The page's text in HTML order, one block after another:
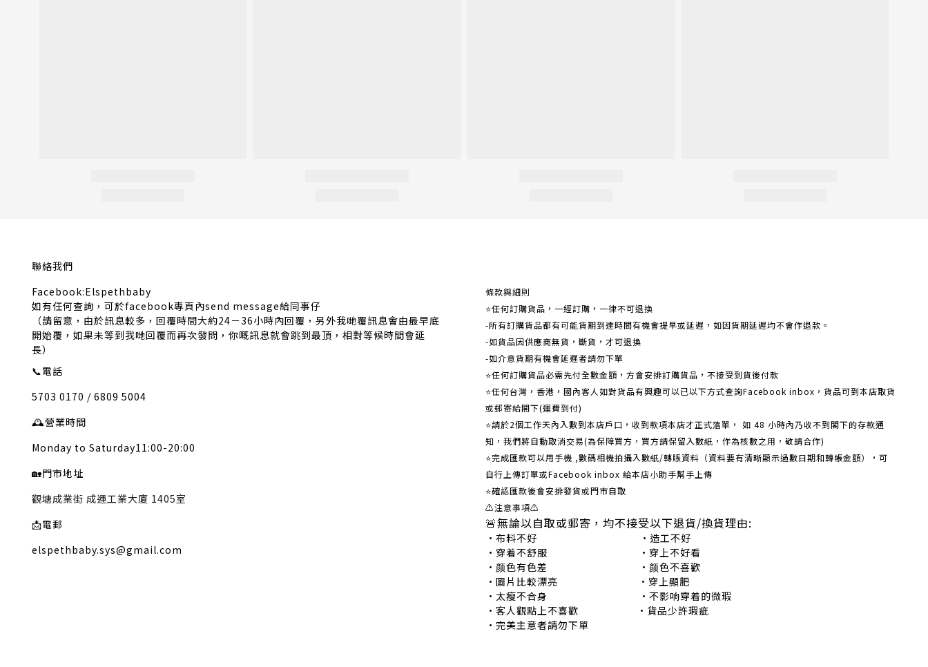
聯絡我們
Facebook:Elspethbaby
如有任何查詢，可於facebook專頁內send message給同事仔
（請留意，由於訊息較多，回覆時間大約24－36小時內回覆，另外我哋覆訊息會由最早底
開始覆，如果未等到我哋回覆而再次發問，你嘅訊息就會跳到最頂，相對等候時間會延
長）
📞電話
5703 0170 / 6809 5004
🕰️營業時間
Monday to Saturday11:00-20:00
🏡門市地址
觀塘成業街 成運工業大廈 1405室
📩電郵
elspethbaby.sys@gmail.com
條款與細則
⭐任何訂購貨品，一經訂購，一律不可退換
-所有訂購貨品都有可能貨期到達時間有機會提早或延遲，如因貨期延遲均不會作退款。
-如貨品因供應商無貨，斷貨，才可退換
-如介意貨期有機會延遲者請勿下單
⭐任何訂購貨品必需先付全數金額，方會安排訂購貨品，不接受到貨後付款
⭐任何台灣，香港，國內客人如對貨品有興趣可以已以下方式查詢Facebook inbox，貨品可到本店取貨
或郵寄給閣下(運費到付)
​​⭐請於2個工作天內入數到本店戶口，收到款項本店才正式落單， 如 48 小時內乃收不到閣下的存款通
知，我們將自動取消交易(為保障買方，買方請保留入數紙，作為核數之用，敬請合作)
⭐完成匯款可以用手機 ,數碼相機拍攝入數紙/轉賬資料（資料要有清晰顯示過數日期和轉帳金額），可
自行上傳訂單或Facebook inbox 給本店小助手幫手上傳
⭐確認匯款後會安排發貨或門市自取
⚠注意事項⚠
🚨無論以自取或郵寄，均不接受以下退貨/換貨理由:
•布料不好 •造工不好
•穿着不舒服 •穿上不好看
•颜色有色差 •颜色不喜歡
•圖片比較漂亮 •穿上顯肥
•太瘦不合身 •不影响穿着的微瑕
•客人觀點上不喜歡 •貨品少許瑕疵
•完美主意者請勿下單